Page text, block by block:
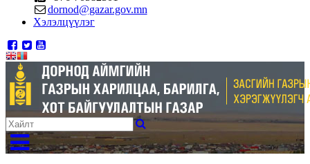
dornod@gazar.gov.mn
Хэлэлцүүлэг